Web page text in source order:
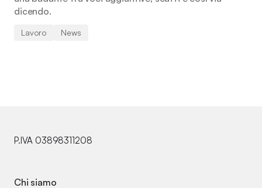
dicendo.
Lavoro News
P.IVA 03898311208
Chi siamo